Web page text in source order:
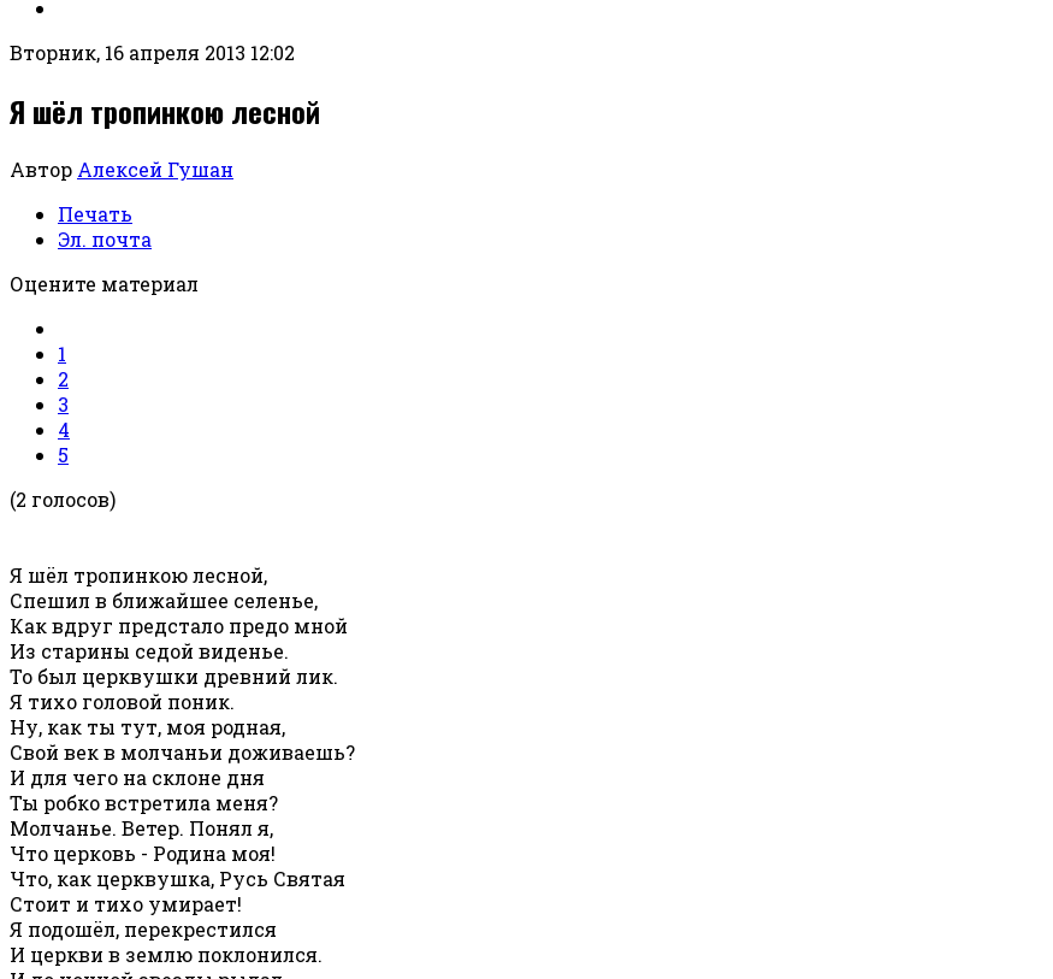
Вторник, 16 апреля 2013 12:02
Я шёл тропинкою лесной
Автор Алексей Гушан
Печать
Эл. почта
Оцените материал
1
2
3
4
5
(2 голосов)
Я шёл тропинкою лесной,
Спешил в ближайшее селенье,
Как вдруг предстало предо мной
Из старины седой виденье.
То был церквушки древний лик.
Я тихо головой поник.
Ну, как ты тут, моя родная,
Свой век в молчаньи доживаешь?
И для чего на склоне дня
Ты робко встретила меня?
Молчанье. Ветер. Понял я,
Что церковь - Родина моя!
Что, как церквушка, Русь Святая
Стоит и тихо умирает!
Я подошёл, перекрестился
И церкви в землю поклонился.